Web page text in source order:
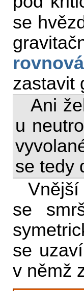
se
zastavit
Ani
u
se tedy
se
se
v němž